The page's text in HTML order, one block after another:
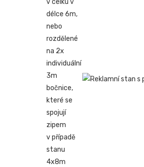
v celku v
délce 6m,
nebo
rozdělené
na 2x
individuální
3m
bočnice,
které se
spojují
zipem
v případě
stanu
4x8m